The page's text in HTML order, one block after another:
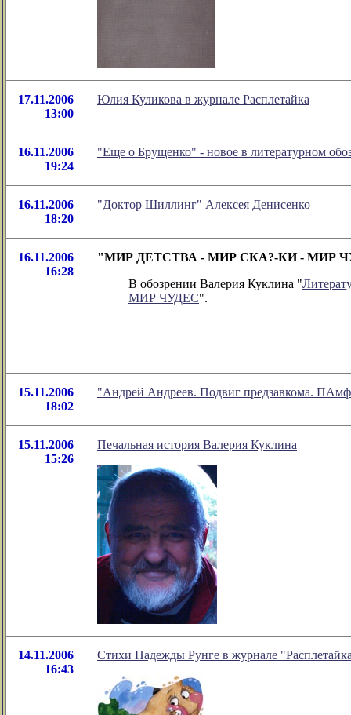
17.11.2006
13:00
Юлия Куликова в журнале Расплетайка
16.11.2006
19:24
"Еще о Брущенко" - новое в литературном
16.11.2006
18:20
"Доктор Шиллинг" Алексея Денисенко
16.11.2006
16:28
"МИР ДЕТСТВА - МИР СКА?-КИ - МИР
В обозрении Валерия Куклина "
МИР ЧУДЕС".
15.11.2006
18:02
"Андрей Андреев. Подвиг предзавкома.
15.11.2006
15:26
Печальная история Валерия Куклина
14.11.2006
16:43
Стихи Надежды Рунге в журнале